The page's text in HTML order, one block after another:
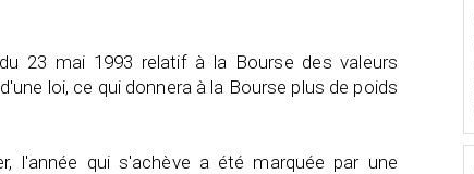
23 mai 1993 relatif à la Bourse des valeurs
loi, ce qui donnera à la Bourse plus de poids
l'année qui s'achève a été marquée par une